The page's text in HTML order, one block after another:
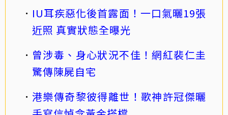
IU耳疾惡化後首露面！一口氣曬19張
近照 真實狀態全曝光
曾涉毒、身心狀況不佳！網紅裴仁圭
驚傳陳屍自宅
港樂傳奇黎彼得離世！歌神許冠傑曬